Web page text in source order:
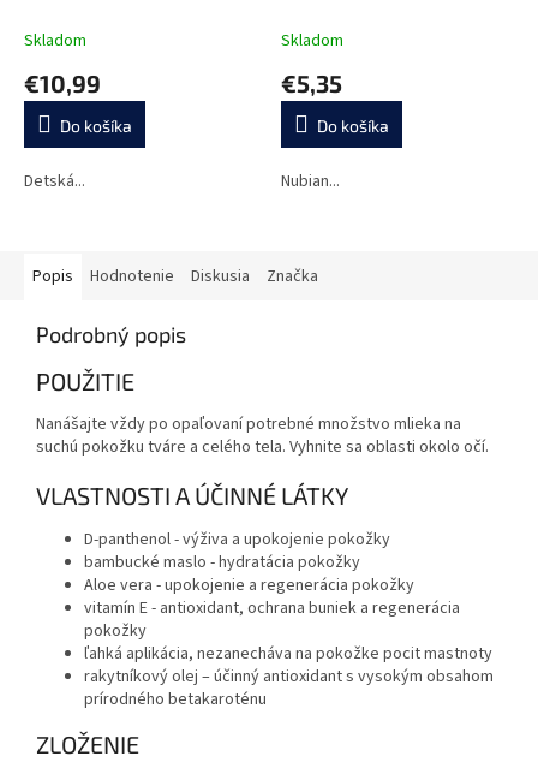
Skladom
€10,99
Do košíka
Detská...
Skladom
€5,35
Do košíka
Nubian...
Popis Hodnotenie Diskusia Značka
Podrobný popis
POUŽITIE
Nanášajte vždy po opaľovaní potrebné množstvo mlieka na
suchú pokožku tváre a celého tela. Vyhnite sa oblasti okolo očí.
VLASTNOSTI A ÚČINNÉ LÁTKY
D-panthenol - výživa a upokojenie pokožky
bambucké maslo - hydratácia pokožky
Aloe vera - upokojenie a regenerácia pokožky
vitamín E - antioxidant, ochrana buniek a regenerácia
pokožky
ľahká aplikácia, nezanecháva na pokožke pocit mastnoty
rakytníkový olej – účinný antioxidant s vysokým obsahom
prírodného betakaroténu
ZLOŽENIE